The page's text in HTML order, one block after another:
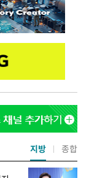
지방 종합